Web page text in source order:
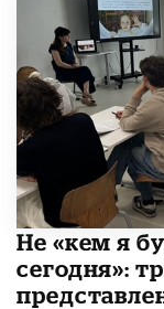
Не «кем я
сегодня»: